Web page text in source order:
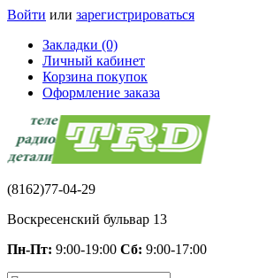
Войти или зарегистрироваться
Закладки (0)
Личный кабинет
Корзина покупок
Оформление заказа
(8162)77-04-29
Воскресенский бульвар 13
Пн-Пт: 9:00-19:00 Сб: 9:00-17:00